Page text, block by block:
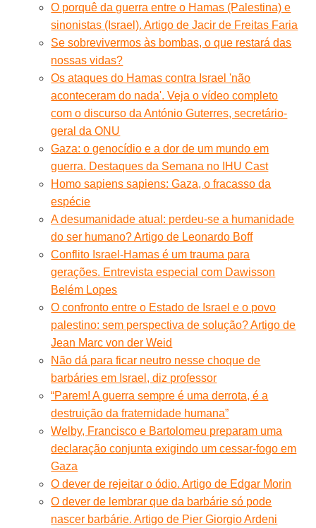
O porquê da guerra entre o Hamas (Palestina) e
sinonistas (Israel). Artigo de Jacir de Freitas Faria
Se sobrevivermos às bombas, o que restará das
nossas vidas?
Os ataques do Hamas contra Israel 'não
aconteceram do nada'. Veja o vídeo completo
com o discurso da António Guterres, secretário-
geral da ONU
Gaza: o genocídio e a dor de um mundo em
guerra. Destaques da Semana no IHU Cast
Homo sapiens sapiens: Gaza, o fracasso da
espécie
A desumanidade atual: perdeu-se a humanidade
do ser humano? Artigo de Leonardo Boff
Conflito Israel-Hamas é um trauma para
gerações. Entrevista especial com Dawisson
Belém Lopes
O confronto entre o Estado de Israel e o povo
palestino: sem perspectiva de solução? Artigo de
Jean Marc von der Weid
Não dá para ficar neutro nesse choque de
barbáries em Israel, diz professor
“Parem! A guerra sempre é uma derrota, é a
destruição da fraternidade humana”
Welby, Francisco e Bartolomeu preparam uma
declaração conjunta exigindo um cessar-fogo em
Gaza
O dever de rejeitar o ódio. Artigo de Edgar Morin
O dever de lembrar que da barbárie só pode
nascer barbárie. Artigo de Pier Giorgio Ardeni